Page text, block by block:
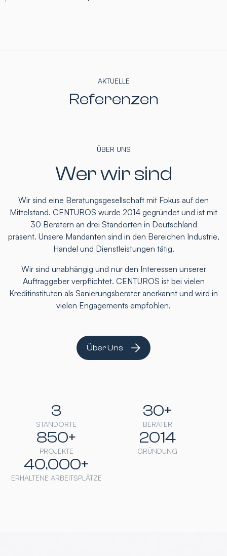
AKTUELLE
Referenzen
ÜBER UNS
Wer wir sind
Wir sind eine Beratungsgesellschaft mit Fokus auf den
Mittelstand. CENTUROS wurde 2014 gegründet und ist mit
30 Beratern an drei Standorten in Deutschland
präsent. Unsere Mandanten sind in den Bereichen Industrie,
Handel und Dienstleistungen tätig.
Wir sind unabhängig und nur den Interessen unserer
Auftraggeber verpflichtet. CENTUROS ist bei vielen
Kreditinstituten als Sanierungsberater anerkannt und wird in
vielen Engagements empfohlen.
Über Uns
STANDORTE
3
BERATER
30+
PROJEKTE
850+
GRÜNDUNG
2014
ERHALTENE ARBEITSPLÄTZE
40.000+